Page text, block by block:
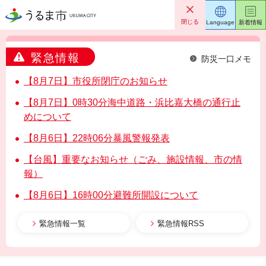
うるま市 閉じる
緊急情報 防災一口メモ
【8月7日】市役所閉庁のお知らせ
【8月7日】0時30分海中道路・浜比嘉大橋の通行止
めについて
【8月6日】22時06分暴風警報発表
【台風】重要なお知らせ（ごみ、施設情報、市の情
報）
【8月6日】16時00分避難所開設について
緊急情報一覧 緊急情報RSS
Language 新着情報